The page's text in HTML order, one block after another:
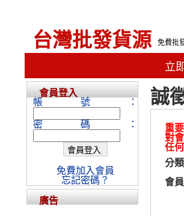
台灣批發貨源 免費批
立
誠
重
對
任
分類
會
會員登入
帳號：
密碼：
免費加入會員
忘記密碼？
廣告